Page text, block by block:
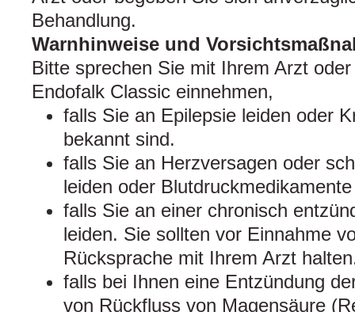
Behandlung.
Warnhinweise und
Bitte sprechen Sie mit Ihrem Arzt
Endofalk Classic einnehmen,
falls Sie an Epilepsie leiden oder
bekannt sind.
falls Sie an Herzversagen oder
leiden oder
falls Sie an einer chronisch
leiden. Sie sollten vor Einnahme
Rücksprache mit Ihrem Arzt
falls bei Ihnen eine Entzündung
von Rückfluss von Magensäure